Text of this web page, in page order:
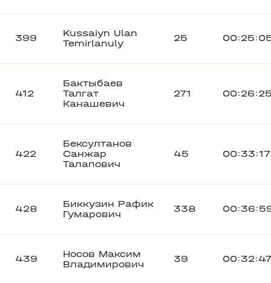
399
Kussaiyn Ulan
Temirlanuly
25
412
Бактыбаев
Талгат
Канашевич
271
422
Бексултанов
Санжар
Талапович
45 00:33:17
428
Биккузин Рафик
Гумарович
338
439
Носов Максим
Владимирович
39 00:32:47